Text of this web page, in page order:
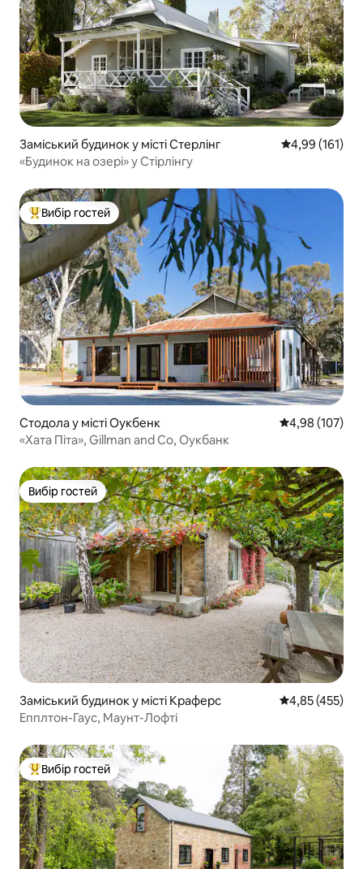
Заміський будинок у місті Стерлінг Середня
4,99 (161)
«Будинок на озері» у Стірлінгу
Топ вибір гостей
Вибір гостей
Стодола у місті Оукбенк Середня
4,98 (107)
«Хата Піта», Gillman and Co, Оукбанк
Вибір гостей
Вибір гостей
Заміський будинок у місті Краферс Середня
4,85 (455)
Епплтон-Гаус, Маунт-Лофті
Топ вибір гостей
Вибір гостей